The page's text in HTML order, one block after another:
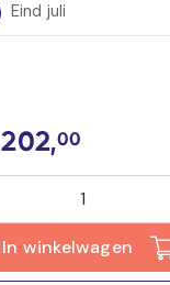
Eind juli
202,00
In winkelwagen